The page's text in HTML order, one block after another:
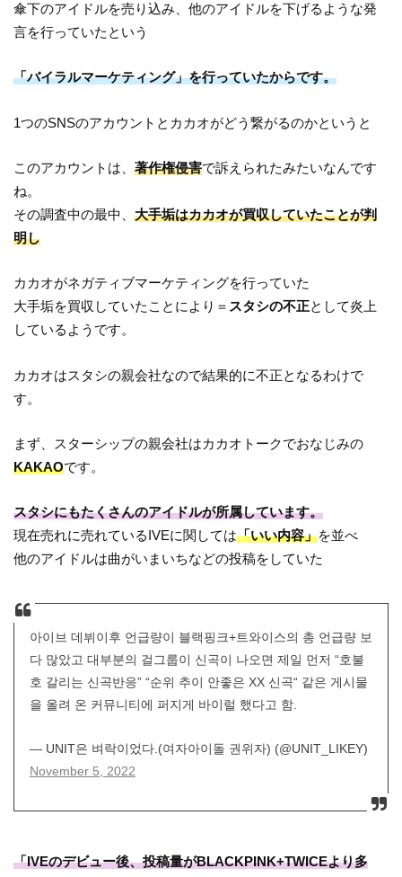
傘下のアイドルを売り込み、他のアイドルを下げるような発
言を行っていたという
「バイラルマーケティング」を行っていたからです。
1つのSNSのアカウントとカカオがどう繋がるのかというと
このアカウントは、著作権侵害で訴えられたみたいなんです
ね。
その調査中の最中、大手垢はカカオが買収していたことが判
明し
カカオがネガティブマーケティングを行っていた
大手垢を買収していたことにより＝ スタシの不正として炎上
しているようです。
カカオはスタシの親会社なので結果的に不正となるわけで
す。
まず、スターシップの親会社はカカオトークでおなじみの
KAKAOです。
スタシにもたくさんのアイドルが所属しています。
現在売れに売れているIVEに関しては「いい内容」を並べ
他のアイドルは曲がいまいちなどの投稿をしていた
아이브 데뷔이후 언급량이 블랙핑크+트와이스의 총 언급량 보
다 많았고 대부분의 걸그룹이 신곡이 나오면 제일 먼저 “호불
호 갈리는 신곡반응” “순위 추이 안좋은 XX 신곡“ 같은 게시물
을 올려 온 커뮤니티에 퍼지게 바이럴 했다고 함.
— UNIT은 벼락이었다.(여자아이돌 권위자) (@UNIT_LIKEY)
November 5, 2022
「IVEのデビュー後、投稿量がBLACKPINK+TWICEより多